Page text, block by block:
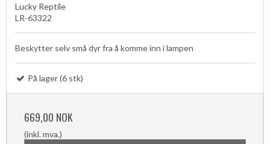
Lucky Reptile
LR-63322
Beskytter selv små dyr fra å komme inn i lampen
På lager (6 stk)
669,00 NOK
(inkl. mva.)